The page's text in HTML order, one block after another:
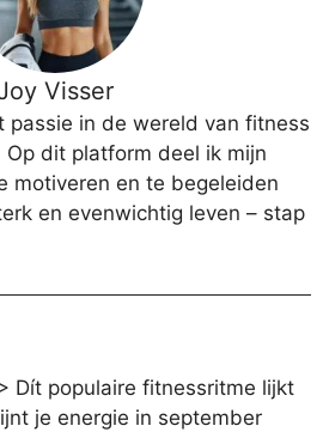
Visser
passie in de wereld van fitness
dit platform deel ik mijn
motiveren en te begeleiden
en evenwichtig leven – stap
Dít populaire fitnessritme lijkt
je energie in september